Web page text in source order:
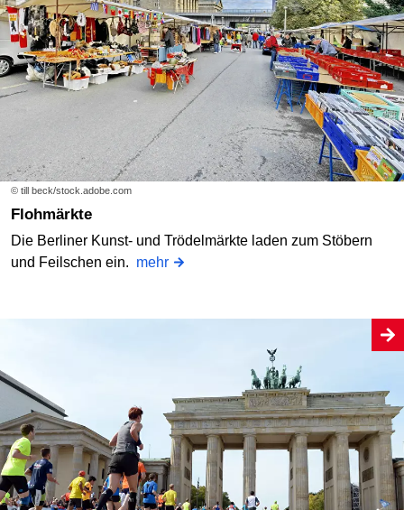
© till beck/stock.adobe.com
Flohmärkte
Die Berliner Kunst- und Trödelmärkte laden zum Stöbern
und Feilschen ein. mehr